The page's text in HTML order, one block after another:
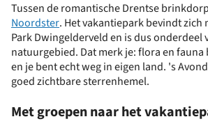
Tussen de romantische Drentse
Noordster. Het vakantiepark bevindt
Park Dwingelderveld en is dus onderdeel
natuurgebied. Dat merk je: flora en
en je bent echt weg in eigen land. 's
goed zichtbare sterrenhemel.
Met groepen naar het